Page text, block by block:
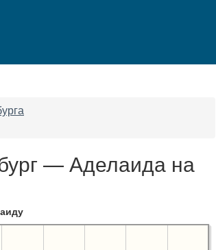
— Аделаида на